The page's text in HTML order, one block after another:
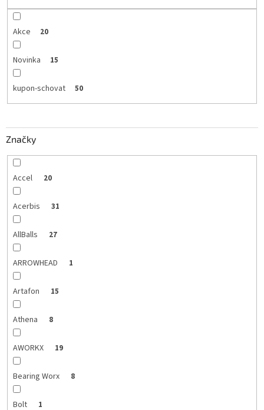
Akce 20
Novinka 15
kupon-schovat 50
Značky
Accel 20
Acerbis 31
AllBalls 27
ARROWHEAD 1
Artafon 15
Athena 8
AWORKX 19
Bearing Worx 8
Bolt 1